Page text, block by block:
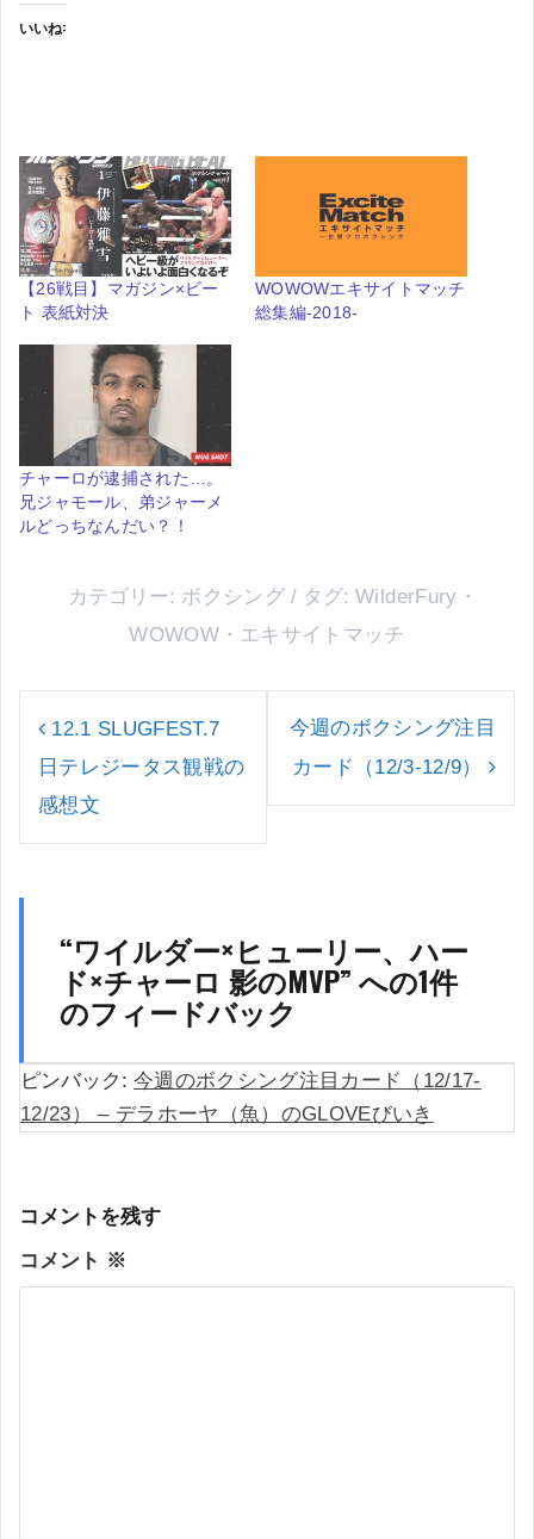
いいね:
【26戦目】マガジン×ビー
ト 表紙対決
WOWOWエキサイトマッチ
総集編-2018-
チャーロが逮捕された…。
兄ジャモール、弟ジャーメ
ルどっちなんだい？！
カテゴリー: ボクシング タグ:WilderFury ・
WOWOW・ エキサイトマッチ
稿
ナ
ビ
ゲ
12.1 SLUGFEST.7
日テレジータス観戦の
感想文
今週のボクシング注目
カード（12/3-12/9）
“ワイルダー×ヒューリー、ハー
ド×チャーロ 影のMVP” への1件
のフィードバック
ピンバック: 今週のボクシング注目カード（12/17-
12/23） – デラホーヤ（魚）のGLOVEびいき
コメントを残す
コメント ※